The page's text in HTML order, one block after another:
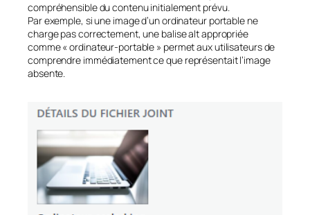
compréhensible du contenu initialement prévu.
Par exemple, si une image d’un ordinateur portable ne
charge pas correctement, une balise alt appropriée
comme « ordinateur-portable » permet aux utilisateurs de
comprendre immédiatement ce que représentait l’image
absente.